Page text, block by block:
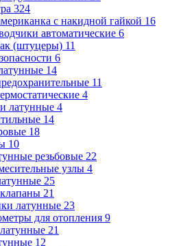
324
с накидной гайкой 16
автоматические 6
(штуцеры) 11
6
14
11
4
латунные 4
14
18
10
резьбовые 22
узлы 4
25
21
латунные 23
для отопления 9
21
12